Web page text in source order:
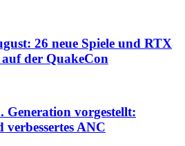
26 neue Spiele und RTX
der QuakeCon
Generation vorgestellt:
ANC